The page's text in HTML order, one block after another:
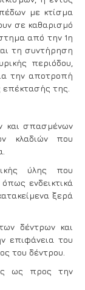
με κτίσμα
σε καθαρισμό
από την 1η
τη συντήρηση
περιόδου,
την αποτροπή
επέκτασής της.
και σπασμένων
κλαδιών που
ύλης που
ενδεικτικά
ξερά
δέντρων και
επιφάνεια του
του δέντρου.
ως προς την